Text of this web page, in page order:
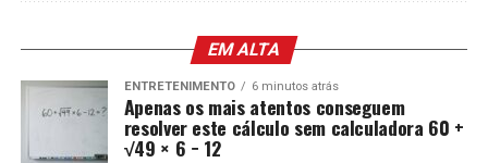
EM ALTA
ENTRETENIMENTO 6 minutos atrás
Apenas os mais atentos conseguem
resolver este cálculo sem calculadora 60 +
√49 × 6 − 12